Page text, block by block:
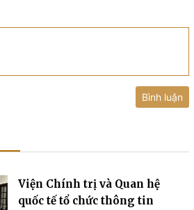
Bình luận
Viện Chính trị và Quan hệ
quốc tế tổ chức thông tin